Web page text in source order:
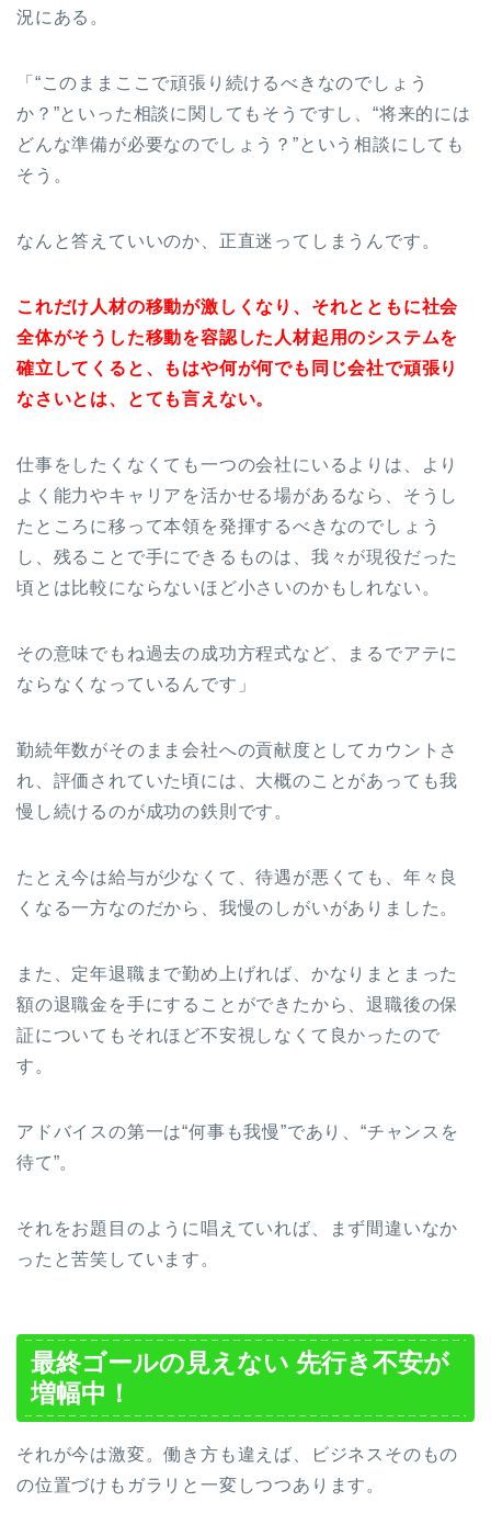
況にある。
「“このままここで頑張り続けるべきなのでしょう
か？”といった相談に関してもそうですし、“将来的には
どんな準備が必要なのでしょう？”という相談にしても
そう。
なんと答えていいのか、正直迷ってしまうんです。
これだけ人材の移動が激しくなり、それとともに社会
全体がそうした移動を容認した人材起用のシステムを
確立してくると、もはや何が何でも同じ会社で頑張り
なさいとは、とても言えない。
仕事をしたくなくても一つの会社にいるよりは、より
よく能力やキャリアを活かせる場があるなら、そうし
たところに移って本領を発揮するべきなのでしょう
し、残ることで手にできるものは、我々が現役だった
頃とは比較にならないほど小さいのかもしれない。
その意味でもね過去の成功方程式など、まるでアテに
ならなくなっているんです」
勤続年数がそのまま会社への貢献度としてカウントさ
れ、評価されていた頃には、大概のことがあっても我
慢し続けるのが成功の鉄則です。
たとえ今は給与が少なくて、待遇が悪くても、年々良
くなる一方なのだから、我慢のしがいがありました。
また、定年退職まで勤め上げれば、かなりまとまった
額の退職金を手にすることができたから、退職後の保
証についてもそれほど不安視しなくて良かったので
す。
アドバイスの第一は“何事も我慢”であり、“チャンスを
待て”。
それをお題目のように唱えていれば、まず間違いなか
ったと苦笑しています。
最終ゴールの見えない 先行き不安が
増幅中！
それが今は激変。働き方も違えば、ビジネスそのもの
の位置づけもガラリと一変しつつあります。